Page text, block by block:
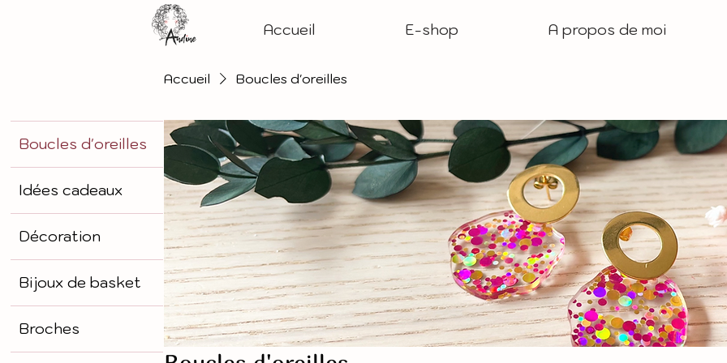
Accueil E-shop A propos de moi
Accueil Boucles d'oreilles
Boucles d'oreilles
Idées cadeaux
Décoration
Bijoux de basket
Broches